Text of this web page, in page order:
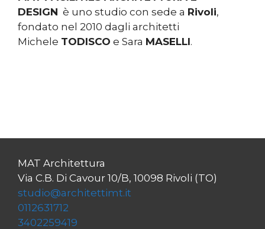
DESIGN è uno studio con sede a Rivoli,
fondato nel 2010 dagli architetti
Michele TODISCO e Sara MASELLI.
MAT Architettura
Via C.B. Di Cavour 10/B, 10098 Rivoli (TO)
studio@architettimt.it
0112631712
3402259419